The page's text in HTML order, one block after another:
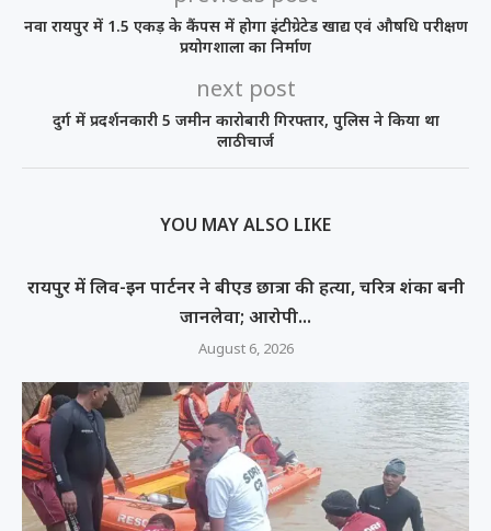
नवा रायपुर में 1.5 एकड़ के कैंपस में होगा इंटीग्रेटेड खाद्य एवं औषधि परीक्षण
प्रयोगशाला का निर्माण
next post
दुर्ग में प्रदर्शनकारी 5 जमीन कारोबारी गिरफ्तार, पुलिस ने किया था
लाठीचार्ज
YOU MAY ALSO LIKE
रायपुर में लिव-इन पार्टनर ने बीएड छात्रा की हत्या, चरित्र शंका बनी
जानलेवा; आरोपी...
August 6, 2026